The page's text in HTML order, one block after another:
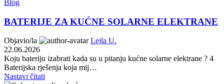
Blog
BATERIJE ZA KUĆNE SOLARNE ELEKTRANE
Objavio/la
Lejla U.
22.06.2026
Koju bateriju izabrati kada su u pitanju kućne solarne elektrane ? 4
Baterijska rješenja koja mij…
Nastavi čitati